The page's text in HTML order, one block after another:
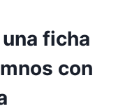
ficha
con